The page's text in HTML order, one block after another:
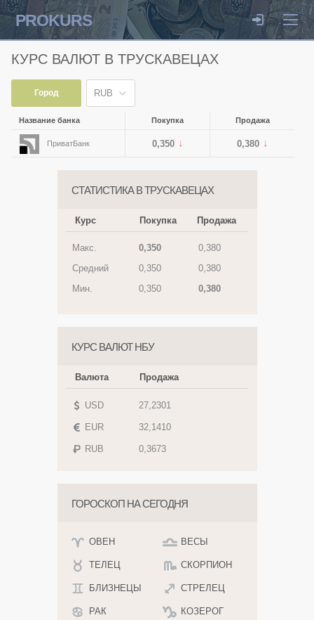
PROKURS
КУРС ВАЛЮТ В ТРУСКАВЕЦАХ
Город RUB
Название банка Покупка Продажа
ПриватБанк 0,350 0,380
СТАТИСТИКА В ТРУСКАВЕЦАХ
Курс Покупка Продажа
Макс. 0,350
0,380
Средний
0,350
0,380
Мин.
0,350 0,380
КУРС ВАЛЮТ НБУ
Валюта Продажа
USD 27,2301
EUR 32,1410
RUB 0,3673
ГОРОСКОП НА СЕГОДНЯ
ОВЕН
ТЕЛЕЦ
БЛИЗНЕЦЫ
РАК
ВЕСЫ
СКОРПИОН
СТРЕЛЕЦ
КОЗЕРОГ